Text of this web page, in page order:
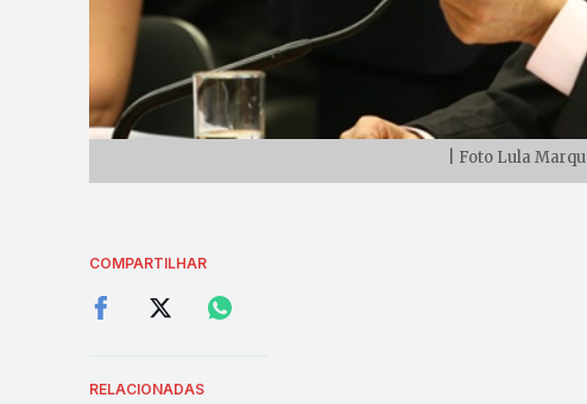
| Foto Lula
COMPARTILHAR
RELACIONADAS